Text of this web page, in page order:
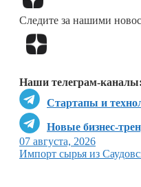
Следите за нашими
Наши телеграм-каналы:
Стартапы и
Новые бизнес-
07 августа, 2026
Импорт сырья из